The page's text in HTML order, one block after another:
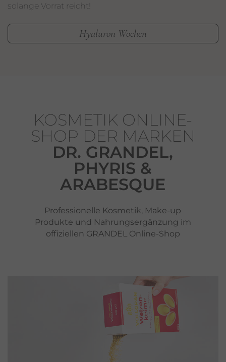
solange Vorrat reicht!
Hyaluron Wochen
KOSMETIK ONLINE-
SHOP DER MARKEN
DR. GRANDEL,
PHYRIS &
ARABESQUE
Professionelle Kosmetik, Make-up
Produkte und Nahrungsergänzung im
offiziellen GRANDEL Online-Shop